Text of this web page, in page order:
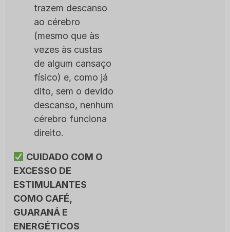
trazem descanso
ao cérebro
(mesmo que às
vezes às custas
de algum cansaço
físico) e, como já
dito, sem o devido
descanso, nenhum
cérebro funciona
direito.
CUIDADO COM O
EXCESSO DE
ESTIMULANTES
COMO CAFÉ,
GUARANÁ E
ENERGÉTICOS